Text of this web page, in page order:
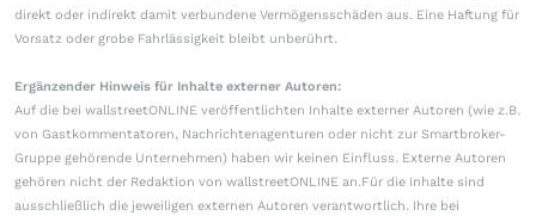
direkt oder indirekt damit verbundene Vermögensschäden aus. Eine Haftung für
Vorsatz oder grobe Fahrlässigkeit bleibt unberührt.
Ergänzender Hinweis für Inhalte externer Autoren:
Auf die bei wallstreetONLINE veröffentlichten Inhalte externer Autoren (wie z.B.
von Gastkommentatoren, Nachrichtenagenturen oder nicht zur Smartbroker-
Gruppe gehörende Unternehmen) haben wir keinen Einfluss. Externe Autoren
gehören nicht der Redaktion von wallstreetONLINE an.Für die Inhalte sind
ausschließlich die jeweiligen externen Autoren verantwortlich. Ihre bei